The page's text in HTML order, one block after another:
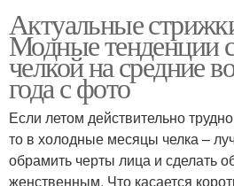
Актуальные
Модные тенденции
челкой на средние
года с фото
Если летом действительно
то в холодные месяцы челка –
обрамить черты лица и сделать
женственным. Что касается